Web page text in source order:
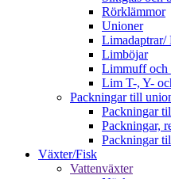
Rörklämmor
Unioner
Limadaptrar/
Limböjar
Limmuff och
Lim T-, Y-
Packningar till
Packningar
Packningar,
Packningar
Växter/Fisk
Vattenväxter